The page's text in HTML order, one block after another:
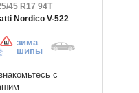
45 R17 94T
Nordico V-522
зима
шипы
с